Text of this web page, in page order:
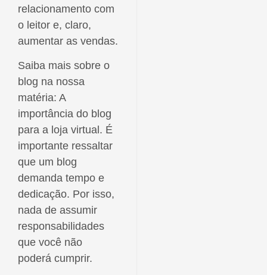
relacionamento com
o leitor e, claro,
aumentar as vendas.
Saiba mais sobre o
blog na nossa
matéria: A
importância do blog
para a loja virtual. É
importante ressaltar
que um blog
demanda tempo e
dedicação. Por isso,
nada de assumir
responsabilidades
que você não
poderá cumprir.